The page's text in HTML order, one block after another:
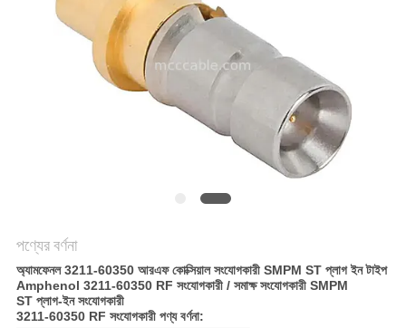
উদ্ধৃতি
গোপনীয়তা
নীতি
পণ্যের বর্ণনা
অ্যামফেনল 3211-60350 আরএফ কোক্সিয়াল সংযোগকারী SMPM ST প্লাগ ইন টাইপ
Amphenol 3211-60350 RF সংযোগকারী / সমাক্ষ সংযোগকারী SMPM
ST প্লাগ-ইন সংযোগকারী
3211-60350 RF সংযোগকারী পণ্য বর্ণনা: